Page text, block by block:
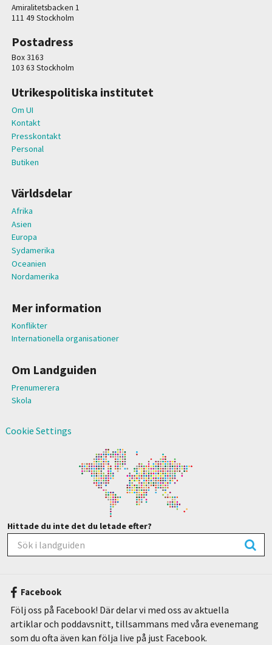
Amiralitetsbacken 1
111 49 Stockholm
Postadress
Box 3163
103 63 Stockholm
Utrikespolitiska institutet
Om UI
Kontakt
Presskontakt
Personal
Butiken
Världsdelar
Afrika
Asien
Europa
Sydamerika
Oceanien
Nordamerika
Mer information
Konflikter
Internationella organisationer
Om Landguiden
Prenumerera
Skola
Cookie Settings
Hittade du inte det du letade efter?
Facebook
Följ oss på Facebook! Där delar vi med oss av aktuella
artiklar och poddavsnitt, tillsammans med våra evenemang
som du ofta även kan följa live på just Facebook.